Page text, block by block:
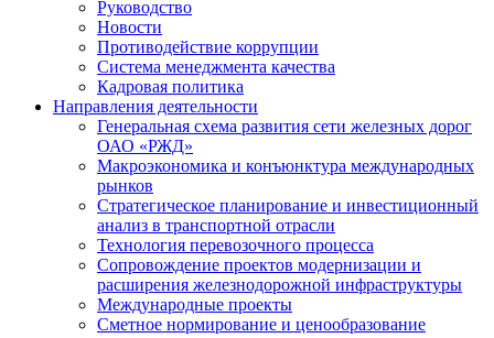
Руководство
Новости
Противодействие коррупции
Система менеджмента качества
Кадровая политика
Направления деятельности
Генеральная схема развития сети железных дорог
ОАО «РЖД»
Макроэкономика и конъюнктура международных
рынков
Стратегическое планирование и инвестиционный
анализ в транспортной отрасли
Технология перевозочного процесса
Сопровождение проектов модернизации и
расширения железнодорожной инфраструктуры
Международные проекты
Сметное нормирование и ценообразование